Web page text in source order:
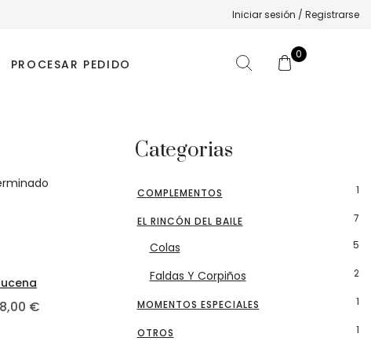
Iniciar sesión / Registrarse
PROCESAR PEDIDO
0
elegir en la página de producto
variantes. Las opciones se pueden elegir en la
Este producto tiene múltiples variantes. Las
€
Categorias
COMPLEMENTOS 1
EL RINCÓN DEL BAILE 7
Colas 5
Faldas Y Corpiños 2
MOMENTOS ESPECIALES 1
OTROS 1